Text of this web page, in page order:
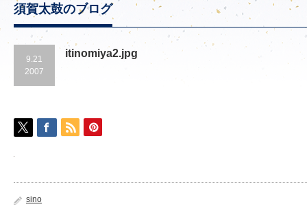
須賀太鼓のブログ
9.21
2007
itinomiya2.jpg
sino